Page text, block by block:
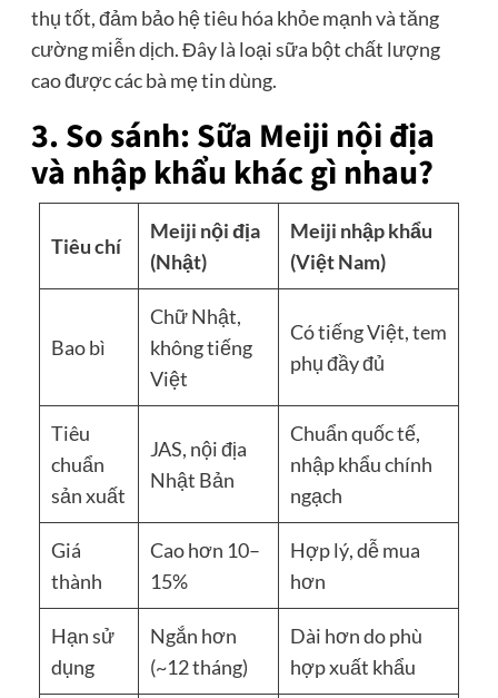
thụ tốt, đảm bảo hệ tiêu hóa khỏe mạnh và tăng
cường miễn dịch. Đây là loại sữa bột chất lượng
cao được các bà mẹ tin dùng.
3. So sánh: Sữa Meiji nội địa
và nhập khẩu khác gì nhau?
Tiêu chí
Meiji nội địa
(Nhật)
Meiji nhập khẩu
(Việt Nam)
Bao bì
Chữ Nhật,
không tiếng
Việt
Có tiếng Việt, tem
phụ đầy đủ
Tiêu
chuẩn
sản xuất
JAS, nội địa
Nhật Bản
Chuẩn quốc tế,
nhập khẩu chính
ngạch
Giá
thành
Cao hơn 10–
15%
Hợp lý, dễ mua
hơn
Hạn sử
dụng
Ngắn hơn
(~12 tháng)
Dài hơn do phù
hợp xuất khẩu